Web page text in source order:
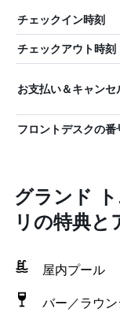
チェックイン時刻
チェックアウト時刻
お支払い＆キャンセ
フロントデスクの番
グランド
リの特典と
屋内プール
バー／ラウ